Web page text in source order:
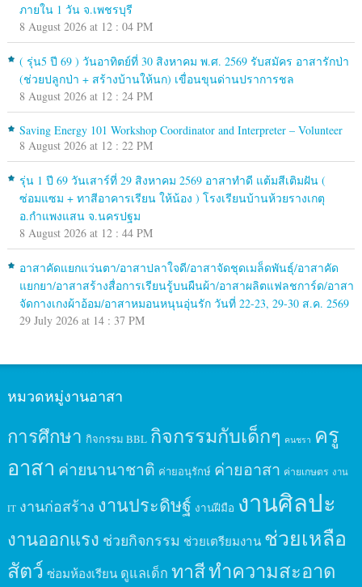
ภายใน 1 วัน จ.เพชรบุรี
8 August 2026 at 12 : 04 PM
( รุ่น5 ปี 69 ) วันอาทิตย์ที่ 30 สิงหาคม พ.ศ. 2569 รับสมัคร อาสารักป่า
(ช่วยปลูกป่า + สร้างบ้านให้นก) เขื่อนขุนด่านปราการชล
8 August 2026 at 12 : 24 PM
Saving Energy 101 Workshop Coordinator and Interpreter – Volunteer
8 August 2026 at 12 : 22 PM
รุ่น 1 ปี 69 วันเสาร์ที่ 29 สิงหาคม 2569 อาสาทำดี แต้มสีเติมฝัน (
ซ่อมแซม + ทาสีอาคารเรียน ให้น้อง ) โรงเรียนบ้านห้วยรางเกตุ
อ.กำแพงแสน จ.นครปฐม
8 August 2026 at 12 : 44 PM
อาสาคัดแยกแว่นตา/อาสาปลาใจดี/อาสาจัดชุดเมล็ดพันธุ์/อาสาคัด
แยกยา/อาสาสร้างสื่อการเรียนรู้บนผืนผ้า/อาสาผลิตแฟลชการ์ด/อาสา
จัดกางเกงผ้าอ้อม/อาสาหมอนหนุนอุ่นรัก วันที่ 22-23, 29-30 ส.ค. 2569
29 July 2026 at 14 : 37 PM
หมวดหมู่งานอาสา
การศึกษา กิจกรรม BBL กิจกรรมกับเด็กๆ คนชรา ครู
อาสา ค่ายนานาชาติ ค่ายอนุรักษ์ ค่ายอาสา ค่ายเกษตร งาน
IT งานก่อสร้าง งานประดิษฐ์ งานฝีมือ งานศิลปะ
งานออกแรง ช่วยกิจกรรม ช่วยเตรียมงาน ช่วยเหลือ
สัตว์ ซ่อมห้องเรียน ดูแลเด็ก ทาสีทำความสะอาด